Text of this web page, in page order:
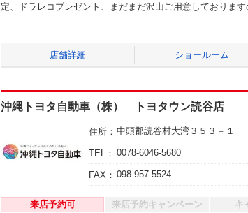
定、ドラレコプレゼント、まだまだ沢山ご用意しておりま
店舗詳細 ショールーム
沖縄トヨタ自動車（株） トヨタウン読谷店
住所： 中頭郡読谷村大湾３５３－１
TEL： 0078-6046-5680
FAX： 098-957-5524
来店予約可 来店予約キャンペーン キ